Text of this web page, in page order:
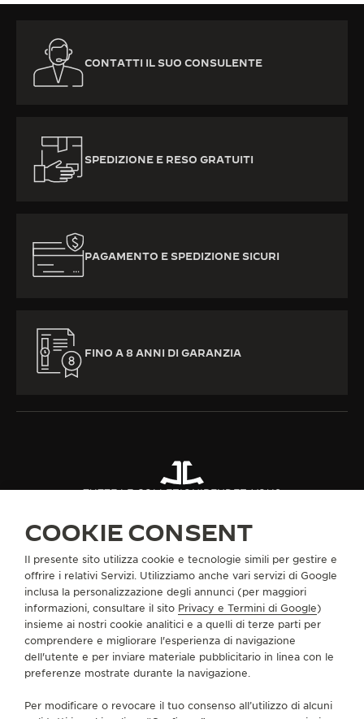
CONTATTI IL SUO CONSULENTE
SPEDIZIONE E RESO GRATUITI
PAGAMENTO E SPEDIZIONE SICURI
FINO A 8 ANNI DI GARANZIA
TUTTE LE COLLEZIONIRENDEZ-VOUS
INFORMAZIONI SU DI NOI
SERVIZI
CONTATTI
COOKIE CONSENT
Il presente sito utilizza cookie e tecnologie simili per gestire e
offrire i relativi Servizi. Utilizziamo anche vari servizi di Google
inclusa la personalizzazione degli annunci (per maggiori
informazioni, consultare il sito Privacy e Termini di Google)
insieme ai nostri cookie analitici e a quelli di terze parti per
comprendere e migliorare l'esperienza di navigazione
dell'utente e per inviare materiale pubblicitario in linea con le
preferenze mostrate durante la navigazione.
Per modificare o revocare il tuo consenso all’utilizzo di alcuni